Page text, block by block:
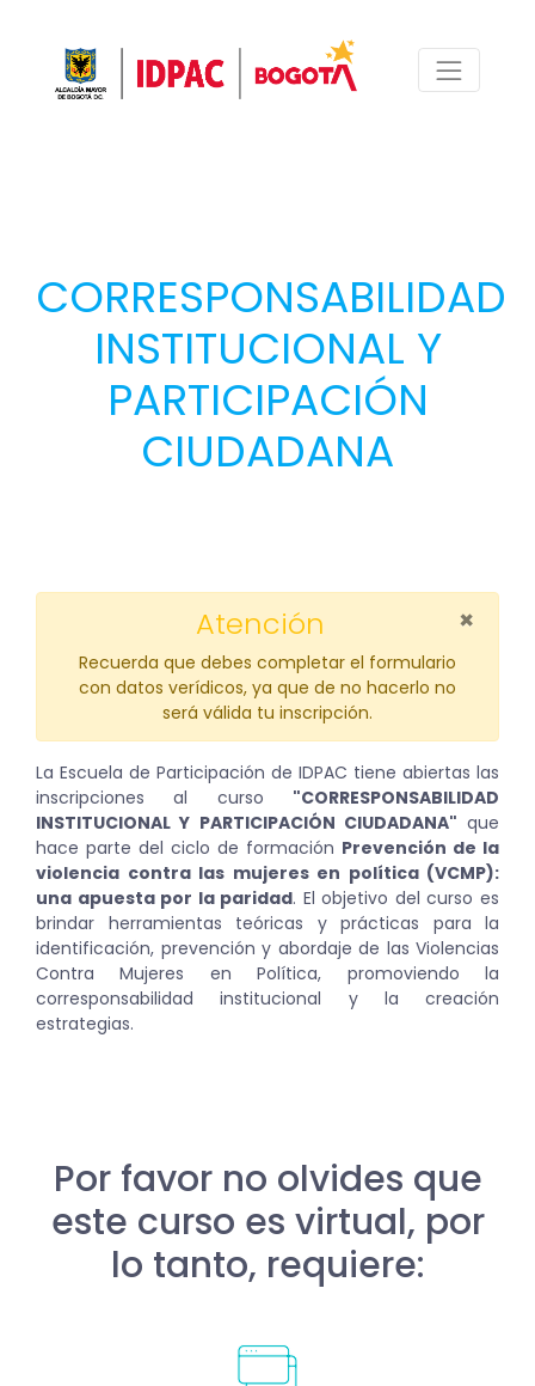
CORRESPONSABILIDAD
INSTITUCIONAL Y
PARTICIPACIÓN
CIUDADANA
×
Atención
Recuerda que debes completar el formulario
con datos verídicos, ya que de no hacerlo no
será válida tu inscripción.
La Escuela de Participación de IDPAC tiene abiertas las
inscripciones al curso "CORRESPONSABILIDAD
INSTITUCIONAL Y PARTICIPACIÓN CIUDADANA" que
hace parte del ciclo de formación Prevención de la
violencia contra las mujeres en política (VCMP):
una apuesta por la paridad. El objetivo del curso es
brindar herramientas teóricas y prácticas para la
identificación, prevención y abordaje de las Violencias
Contra Mujeres en Política, promoviendo la
corresponsabilidad institucional y la creación
estrategias.
Por favor no olvides que
este curso es virtual, por
lo tanto, requiere: